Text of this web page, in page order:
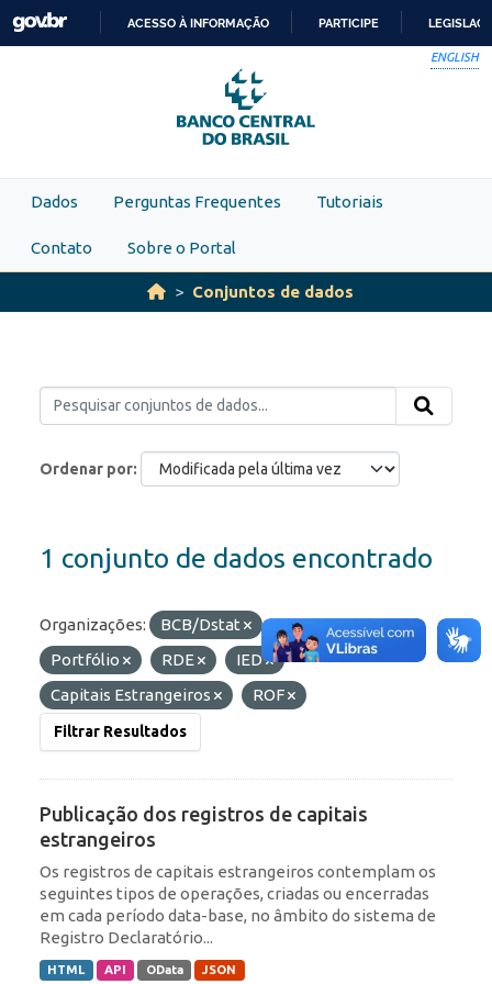
Skip to main content
PARA
O
CONTEÚDO
ACESSO À INFORMAÇÃO PARTICIPE
ENGLISH
Dados Perguntas Frequentes Tutoriais
Contato Sobre o Portal
Conjuntos de dados
Ordenar por
1 conjunto de dados encontrado
Organizações: BCB/Dstat
Etiquetas:
Portfólio
RDE
IED
Capitais Estrangeiros
ROF
Filtrar Resultados
Publicação dos registros de capitais
estrangeiros
Os registros de capitais estrangeiros contemplam os
seguintes tipos de operações, criadas ou encerradas
em cada período data-base, no âmbito do sistema de
Registro Declaratório...
HTML API OData JSON